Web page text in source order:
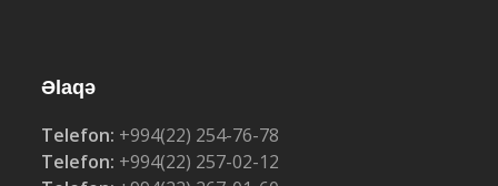
Əlaqə
Telefon: +994(22) 254-76-78
Telefon: +994(22) 257-02-12